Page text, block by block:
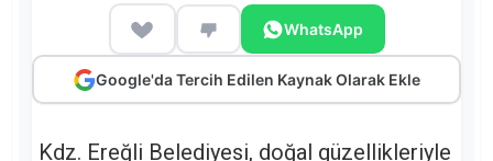
WhatsApp
Google'da Tercih Edilen Kaynak Olarak Ekle
Kdz. Ereğli Belediyesi, doğal güzellikleriyle